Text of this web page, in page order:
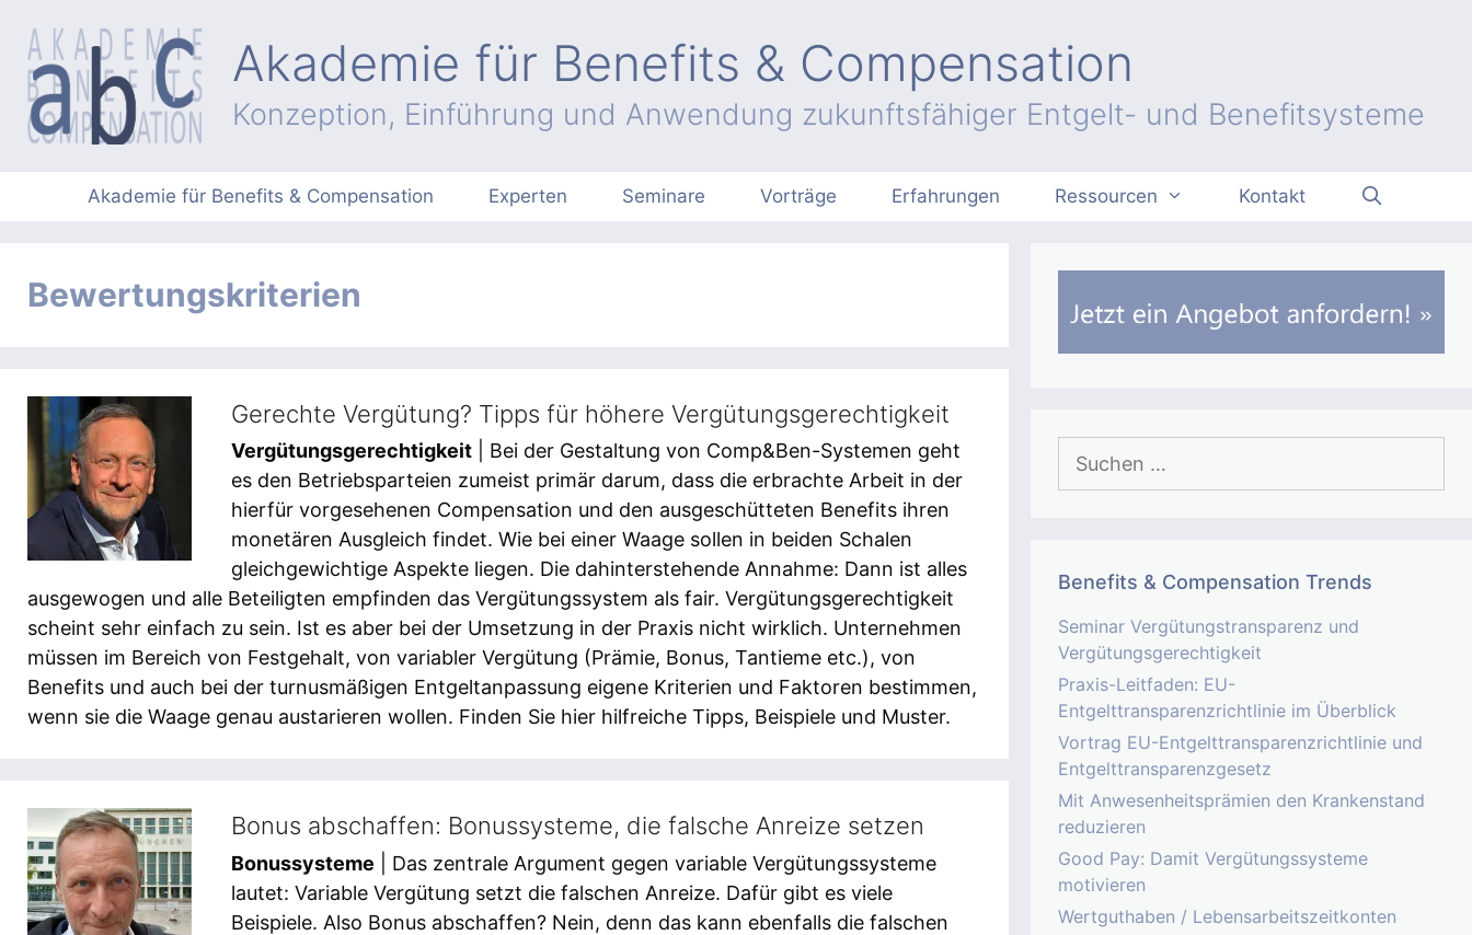
Inhalt
springen
Akademie für Benefits & Compensation
Konzeption, Einführung und Anwendung zukunftsfähiger Entgelt- und Benefitsysteme
Akademie für Benefits & Compensation Experten Seminare Vorträge Erfahrungen Ressourcen Kontakt
Bewertungskriterien
Gerechte Vergütung? Tipps für höhere Vergütungsgerechtigkeit
Vergütungsgerechtigkeit | Bei der Gestaltung von Comp&Ben-Systemen geht
es den Betriebsparteien zumeist primär darum, dass die erbrachte Arbeit in der
hierfür vorgesehenen Compensation und den ausgeschütteten Benefits ihren
monetären Ausgleich findet. Wie bei einer Waage sollen in beiden Schalen
gleichgewichtige Aspekte liegen. Die dahinterstehende Annahme: Dann ist alles
ausgewogen und alle Beteiligten empfinden das Vergütungssystem als fair. Vergütungsgerechtigkeit
scheint sehr einfach zu sein. Ist es aber bei der Umsetzung in der Praxis nicht wirklich. Unternehmen
müssen im Bereich von Festgehalt, von variabler Vergütung (Prämie, Bonus, Tantieme etc.), von
Benefits und auch bei der turnusmäßigen Entgeltanpassung eigene Kriterien und Faktoren bestimmen,
wenn sie die Waage genau austarieren wollen. Finden Sie hier hilfreiche Tipps, Beispiele und Muster.
Bonus abschaffen: Bonussysteme, die falsche Anreize setzen
Bonussysteme | Das zentrale Argument gegen variable Vergütungssysteme
lautet: Variable Vergütung setzt die falschen Anreize. Dafür gibt es viele
Beispiele. Also Bonus abschaffen? Nein, denn das kann ebenfalls die falschen
nach:
Benefits & Compensation Trends
Seminar Vergütungstransparenz und
Vergütungsgerechtigkeit
Praxis-Leitfaden: EU-
Entgelttransparenzrichtlinie im Überblick
Vortrag EU-Entgelttransparenzrichtlinie und
Entgelttransparenzgesetz
Mit Anwesenheitsprämien den Krankenstand
reduzieren
Good Pay: Damit Vergütungssysteme
motivieren
Wertguthaben / Lebensarbeitszeitkonten